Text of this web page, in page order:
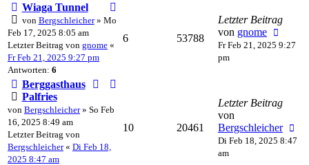
Wiaga Tunnel
von Bergschleicher» Mo
Feb 17, 2025 8:05 am
Letzter Beitrag von gnome «
Fr Feb 21, 2025 9:27 pm
Antworten: 6
6 53788
Letzter Beitrag
von gnome
Fr Feb 21, 2025 9:27
pm
Berggasthaus
Palfries
von Bergschleicher» So Feb
16, 2025 8:49 am
Letzter Beitrag von
Bergschleicher« Di Feb 18,
2025 8:47 am
10 20461
Letzter Beitrag
von
Bergschleicher
Di Feb 18, 2025 8:47
am